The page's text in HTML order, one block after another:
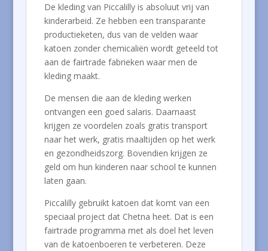
De kleding van Piccalilly is absoluut vrij van
kinderarbeid. Ze hebben een transparante
productieketen, dus van de velden waar
katoen zonder chemicaliën wordt geteeld tot
aan de fairtrade fabrieken waar men de
kleding maakt.
De mensen die aan de kleding werken
ontvangen een goed salaris. Daarnaast
krijgen ze voordelen zoals gratis transport
naar het werk, gratis maaltijden op het werk
en gezondheidszorg. Bovendien krijgen ze
geld om hun kinderen naar school te kunnen
laten gaan.
Piccalilly gebruikt katoen dat komt van een
speciaal project dat Chetna heet. Dat is een
fairtrade programma met als doel het leven
van de katoenboeren te verbeteren. Deze